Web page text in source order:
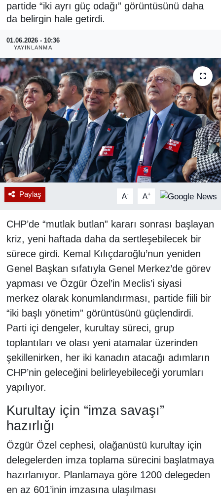
partide “iki ayrı güç odağı” görüntüsünü daha
da belirgin hale getirdi.
01.06.2026 - 10:36
YAYINLANMA
Paylaş A- A+
CHP’de “mutlak butlan” kararı sonrası başlayan
kriz, yeni haftada daha da sertleşebilecek bir
sürece girdi. Kemal Kılıçdaroğlu’nun yeniden
Genel Başkan sıfatıyla Genel Merkez’de görev
yapması ve Özgür Özel’in Meclis’i siyasi
merkez olarak konumlandırması, partide fiili bir
“iki başlı yönetim” görüntüsünü güçlendirdi.
Parti içi dengeler, kurultay süreci, grup
toplantıları ve olası yeni atamalar üzerinden
şekillenirken, her iki kanadın atacağı adımların
CHP’nin geleceğini belirleyebileceği yorumları
yapılıyor.
Kurultay için “imza savaşı”
hazırlığı
Özgür Özel cephesi, olağanüstü kurultay için
delegelerden imza toplama sürecini başlatmaya
hazırlanıyor. Planlamaya göre 1200 delegeden
en az 601’inin imzasına ulaşılması
RESMİ REKLAM